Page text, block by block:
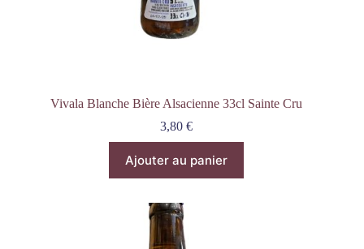
Vivala Blanche Bière Alsacienne 33cl Sainte Cru
3,80€
Ajouter au panier